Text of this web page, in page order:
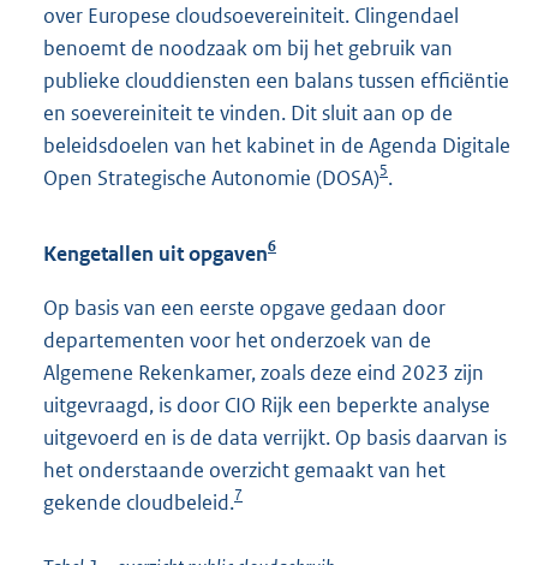
x
t
e
r
n
e
k
:
over Europese cloudsoevereiniteit. Clingendael
benoemt de noodzaak om bij het gebruik van
publieke clouddiensten een balans tussen efficiëntie
en soevereiniteit te vinden. Dit sluit aan op de
beleidsdoelen van het kabinet in de Agenda Digitale
Open Strategische Autonomie (DOSA)5.
Kengetallen uit opgaven6
Op basis van een eerste opgave gedaan door
departementen voor het onderzoek van de
Algemene Rekenkamer, zoals deze eind 2023 zijn
uitgevraagd, is door CIO Rijk een beperkte analyse
uitgevoerd en is de data verrijkt. Op basis daarvan is
het onderstaande overzicht gemaakt van het
gekende cloudbeleid.7